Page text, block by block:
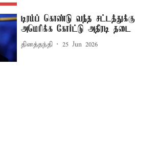
டிரம்ப் கொண்டு வந்த சட்டத்துக்கு
அமெரிக்க கோர்ட்டு அதிரடி தடை
தினத்தந்தி 25 Jun 2026